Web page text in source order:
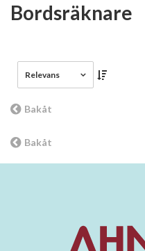
Bordsräknare
Relevans
Bakåt
Bakåt